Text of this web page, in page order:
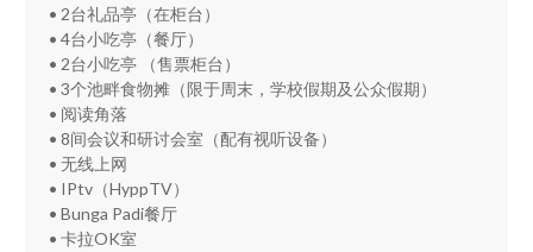
• 2台礼品亭（在柜台）
• 4台小吃亭（餐厅）
• 2台小吃亭 （售票柜台）
• 3个池畔食物摊（限于周末，学校假期及公众假期）
• 阅读角落
• 8间会议和研讨会室（配有视听设备）
• 无线上网
• IPtv（HyppTV）
• Bunga Padi餐厅
• 卡拉OK室